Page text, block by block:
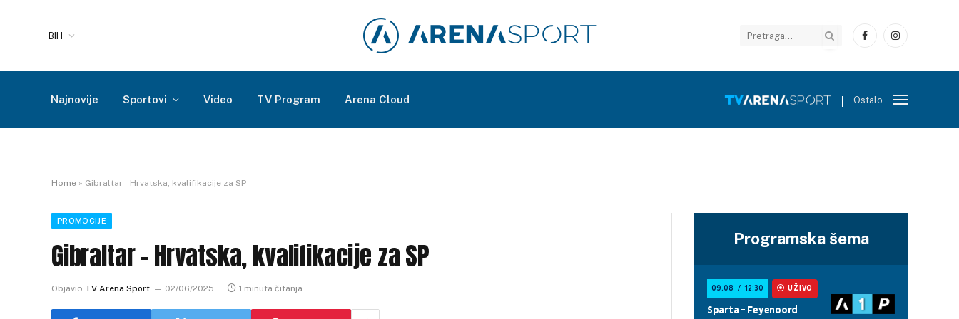
BIH
FacebookInstagram
Najnovije Sportovi Video TV Program Arena Cloud Ostalo
Home » Gibraltar – Hrvatska, kvalifikacije za SP
PROMOCIJE
Gibraltar – Hrvatska, kvalifikacije za SP
Objavio TV Arena Sport 02/06/2025 1 minuta čitanja
Programska šema